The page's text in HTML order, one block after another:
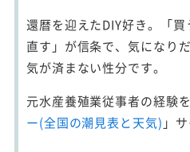
還暦を迎えたDIY好き。「
直す」が信条で、気になり
気が済まない性分です。
元水産養殖業従事者の経験
ー(全国の潮見表と天気) 」